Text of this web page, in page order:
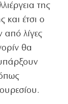
της
και έτσι ο
από λίγες
θα